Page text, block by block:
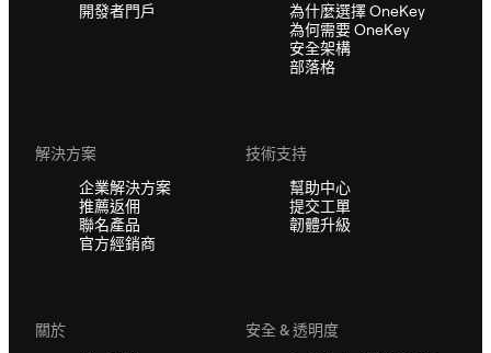
開發者門戶
為什麼選擇 OneKey
為何需要 OneKey
安全架構
部落格
解決方案
企業解決方案
推薦返佣
聯名產品
官方經銷商
技術支持
幫助中心
提交工單
韌體升級
關於
安全 & 透明度